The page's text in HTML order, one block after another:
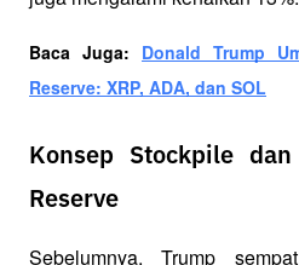
Baca Juga: Donald Trump
Reserve: XRP, ADA, dan SOL
Konsep Stockpile
Reserve
Sebelumnya, Trump